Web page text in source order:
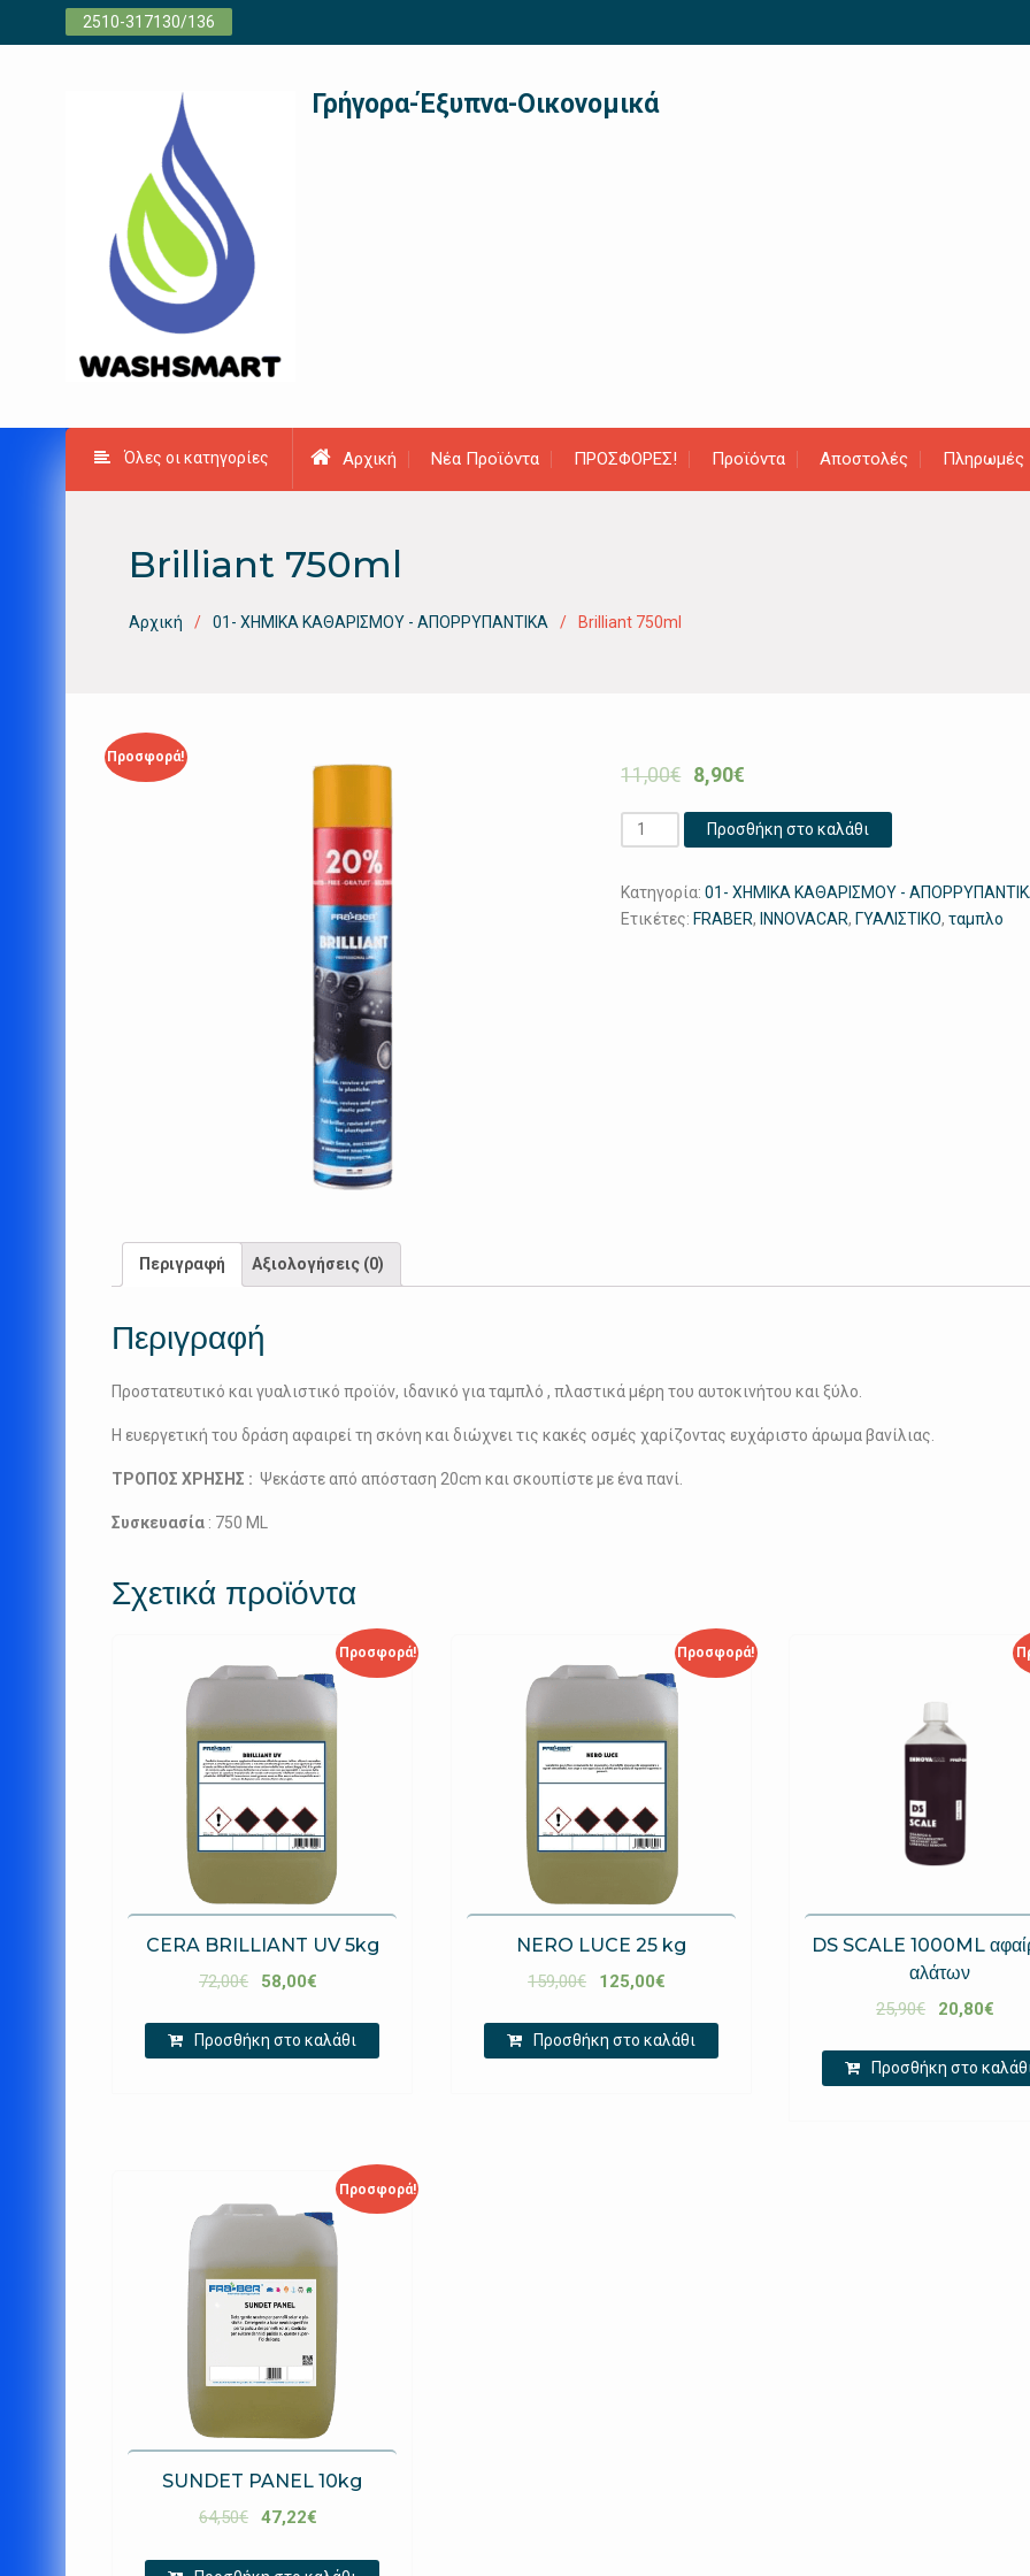
Προχωρήστε
2510-317130/136
Γρήγορα-Έξυπνα-Οικονομικά
Όλες οι κατηγορίες Αρχική Νέα Προϊόντα ΠΡΟΣΦΟΡΕΣ! Προϊόντα Αποστολές Πληρωμές
Brilliant 750ml
Αρχική 01- ΧΗΜΙΚΑ ΚΑΘΑΡΙΣΜΟΥ - ΑΠΟΡΡΥΠΑΝΤΙΚΑ Brilliant 750ml
Προσφορά!
11,00€ 8,90€
Brilliant
750ml
Προσθήκη στο καλάθι
Κατηγορία:01- ΧΗΜΙΚΑ ΚΑΘΑΡΙΣΜΟΥ -
Ετικέτες: FRABER, INNOVACAR, ΓΥΑΛΙΣΤΙΚΟ,ταμπλο
Περιγραφή Αξιολογήσεις (0)
Περιγραφή
Προστατευτικό και γυαλιστικό προϊόν, ιδανικό για ταμπλό , πλαστικά μέρη του αυτοκινήτου και ξύλο.
Η ευεργετική του δράση αφαιρεί τη σκόνη και διώχνει τις κακές οσμές χαρίζοντας ευχάριστο άρωμα βανίλιας.
TΡΟΠΟΣ ΧΡΗΣΗΣ : Ψεκάστε από απόσταση 20cm και σκουπίστε με ένα πανί.
Συσκευασία : 750 ML
Σχετικά προϊόντα
Προσφορά!
CERA BRILLIANT UV 5kg
72,00€ 58,00€
Προσθήκη στο καλάθι
Προσφορά!
NERO LUCE 25 kg
159,00€ 125,00€
Προσθήκη στο καλάθι
DS SCALE 1000ML
αλάτων
25,90€ 20,80€
Προσθήκη στο
Προσφορά!
SUNDET PANEL 10kg
64,50€ 47,22€